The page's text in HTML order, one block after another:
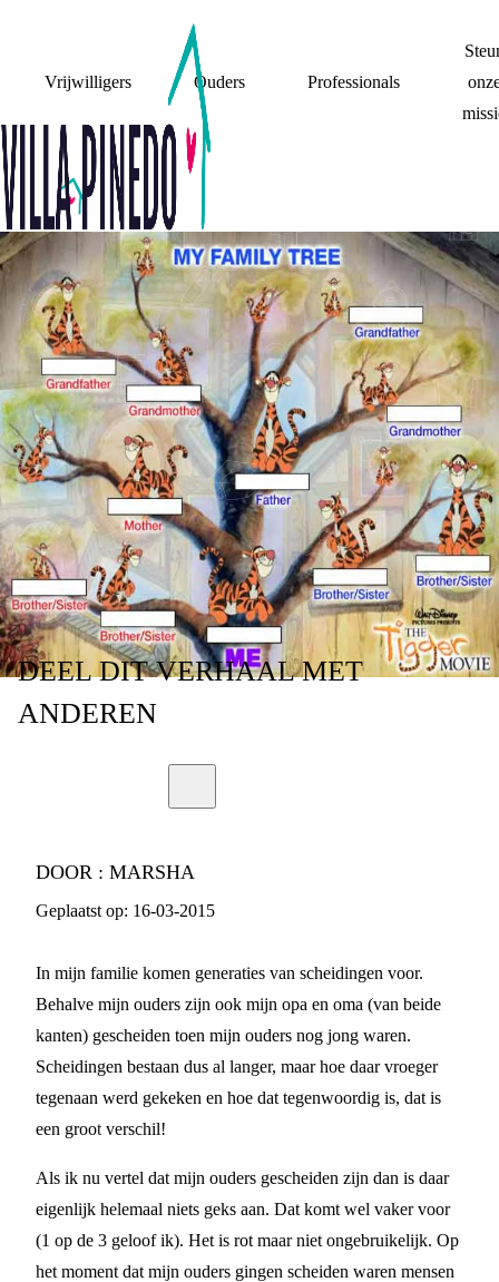
Vrijwilligers Ouders Professionals
TOEN EN NU
DEELDIT VERHAALMET
ANDEREN
DOOR : MARSHA
Geplaatst op: 16-03-2015
In mijn familie komen generaties van scheidingen voor.
Behalve mijn ouders zijn ook mijn opa en oma (van beide
kanten) gescheiden toen mijn ouders nog jong waren.
Scheidingen bestaan dus al langer, maar hoe daar vroeger
tegenaan werd gekeken en hoe dat tegenwoordig is, dat is
een groot verschil!
Als ik nu vertel dat mijn ouders gescheiden zijn dan is daar
eigenlijk helemaal niets geks aan. Dat komt wel vaker voor
(1 op de 3 geloof ik). Het is rot maar niet ongebruikelijk. Op
het moment dat mijn ouders gingen scheiden waren mensen